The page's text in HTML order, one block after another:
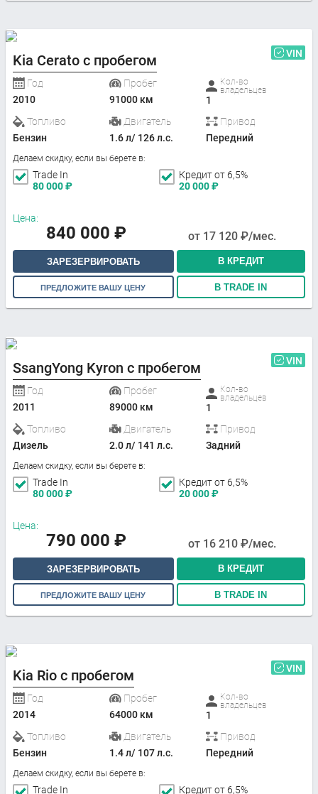
Kia Cerato с пробегом VIN
Год
2010
Пробег
91000 км
Кол-во
владельцев
1
Топливо
Бензин
Двигатель
1.6 л/ 126 л.с.
Привод
Передний
Делаем скидку, если вы берете в:
Trade In
80 000₽
Кредит от 6,5%
20 000₽
Цена:
840 000 ₽ от 17 120 ₽/мес.
ЗАРЕЗЕРВИРОВАТЬ В КРЕДИТ
ПРЕДЛОЖИТЕ ВАШУ ЦЕНУ В TRADE IN
SsangYong Kyron с пробегом VIN
Год
2011
Пробег
89000 км
Кол-во
владельцев
1
Топливо
Дизель
Двигатель
2.0 л/ 141 л.с.
Привод
Задний
Делаем скидку, если вы берете в:
Trade In
80 000₽
Кредит от 6,5%
20 000₽
Цена:
790 000 ₽ от 16 210 ₽/мес.
ЗАРЕЗЕРВИРОВАТЬ В КРЕДИТ
ПРЕДЛОЖИТЕ ВАШУ ЦЕНУ В TRADE IN
Kia Rio с пробегом VIN
Год
2014
Пробег
64000 км
Кол-во
владельцев
1
Топливо
Бензин
Двигатель
1.4 л/ 107 л.с.
Привод
Передний
Делаем скидку, если вы берете в:
Trade In
Кредит от 6,5%